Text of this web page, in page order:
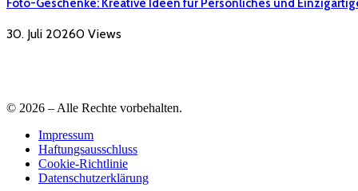
Foto-Geschenke: Kreative Ideen für Persönliches und
30. Juli 20260 Views
© 2026 – Alle Rechte vorbehalten.
Impressum
Haftungsausschluss
Cookie-Richtlinie
Datenschutzerklärung